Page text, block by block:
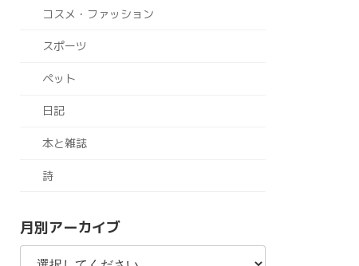
コスメ・ファッション
スポーツ
ペット
日記
本と雑誌
詩
月別アーカイブ